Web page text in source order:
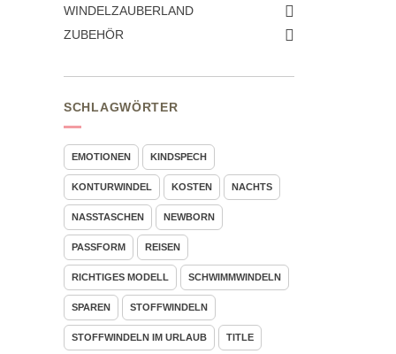
WINDELZAUBERLAND
ZUBEHÖR
SCHLAGWÖRTER
EMOTIONEN KINDSPECH
KONTURWINDEL KOSTEN NACHTS
NASSTASCHEN NEWBORN
PASSFORM REISEN
RICHTIGES MODELL SCHWIMMWINDELN
SPAREN STOFFWINDELN
STOFFWINDELN IM URLAUB TITLE